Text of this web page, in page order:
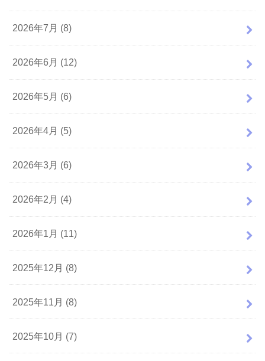
2026年7月 (8)
2026年6月 (12)
2026年5月 (6)
2026年4月 (5)
2026年3月 (6)
2026年2月 (4)
2026年1月 (11)
2025年12月 (8)
2025年11月 (8)
2025年10月 (7)